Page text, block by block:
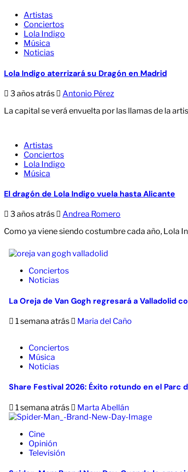
Artistas
Conciertos
Lola Indigo
Música
Noticias
Lola Indigo aterrizará su Dragón en Madrid
3 años atrás
Antonio Pérez
La capital se verá envuelta por las llamas de la
Artistas
Conciertos
Lola Indigo
Música
El dragón de Lola Indigo vuela hasta Alicante
3 años atrás
Andrea Romero
Como ya viene siendo costumbre cada año, Lola
Conciertos
Noticias
La Oreja de Van Gogh regresará a Valladolid
1 semana atrás Maria del Caño
Conciertos
Música
Noticias
Share Festival 2026: Éxito rotundo en el Parc
1 semana atrás Marta Abellán
Cine
Opinión
Televisión